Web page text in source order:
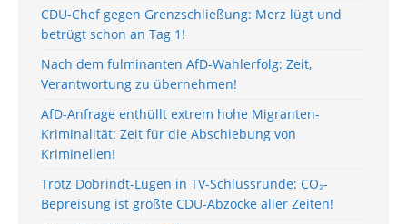
CDU-Chef gegen Grenzschließung: Merz lügt und
betrügt schon an Tag 1!
Nach dem fulminanten AfD-Wahlerfolg: Zeit,
Verantwortung zu übernehmen!
AfD-Anfrage enthüllt extrem hohe Migranten-
Kriminalität: Zeit für die Abschiebung von
Kriminellen!
Trotz Dobrindt-Lügen in TV-Schlussrunde: CO₂-
Bepreisung ist größte CDU-Abzocke aller Zeiten!